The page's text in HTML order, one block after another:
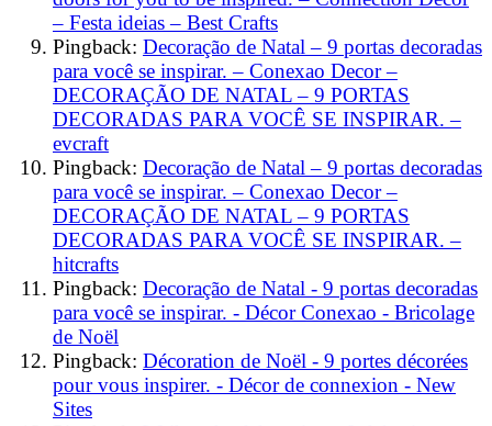
– Festa ideias – Best Crafts
Pingback: Decoração de Natal – 9 portas decoradas
para você se inspirar. – Conexao Decor –
DECORAÇÃO DE NATAL – 9 PORTAS
DECORADAS PARA VOCÊ SE INSPIRAR. –
evcraft
Pingback: Decoração de Natal – 9 portas decoradas
para você se inspirar. – Conexao Decor –
DECORAÇÃO DE NATAL – 9 PORTAS
DECORADAS PARA VOCÊ SE INSPIRAR. –
hitcrafts
Pingback: Decoração de Natal - 9 portas decoradas
para você se inspirar. - Décor Conexao - Bricolage
de Noël
Pingback: Décoration de Noël - 9 portes décorées
pour vous inspirer. - Décor de connexion - New
Sites